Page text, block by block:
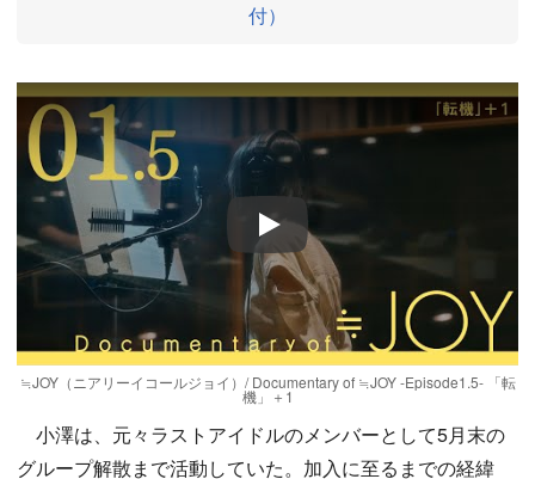
付）
Play
≒JOY（ニアリーイコールジョイ）/ Documentary of ≒JOY -Episode1.5- 「転
機」＋1
小澤は、元々ラストアイドルのメンバーとして5月末の
グループ解散まで活動していた。加入に至るまでの経緯